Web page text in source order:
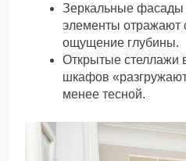
Зеркальные фасады
элементы отражают
ощущение глубины.
Открытые стеллажи
шкафов
менее тесной.